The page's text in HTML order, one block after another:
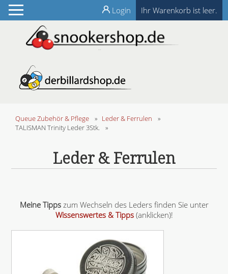
Ihr Warenkorb ist leer.
Login
Queue Zubehör & Pflege » Leder & Ferrulen
»
TALISMAN Trinity Leder 3Stk.
»
Leder & Ferrulen
Meine Tipps zum Wechseln des Leders finden Sie unter
Wissenswertes & Tipps(anklicken)!